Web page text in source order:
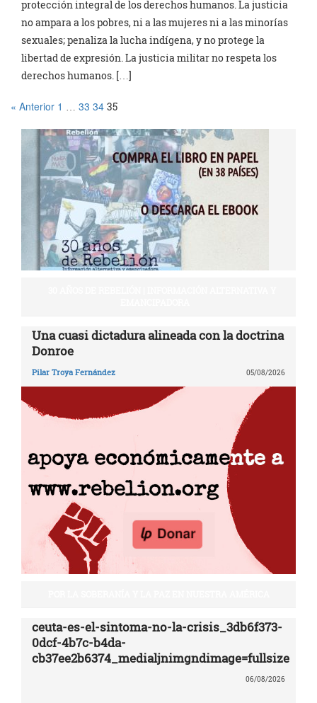
protección integral de los derechos humanos. La justicia
no ampara a los pobres, ni a las mujeres ni a las minorías
sexuales; penaliza la lucha indígena, y no protege la
libertad de expresión. La justicia militar no respeta los
derechos humanos. […]
« Anterior 1 … 33 34 35
Una cuasi dictadura alineada con la doctrina
Donroe
Pilar Troya Fernández 05/08/2026
ceuta-es-el-sintoma-no-la-crisis_3db6f373-
0dcf-4b7c-b4da-
cb37ee2b6374_medialjnimgndimage=fullsize
06/08/2026